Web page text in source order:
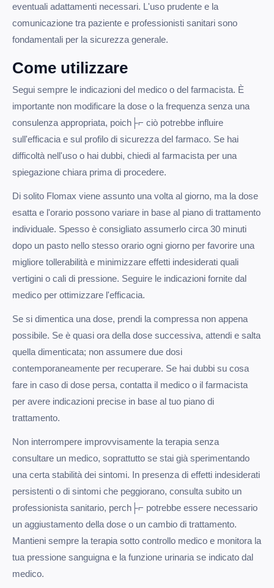
eventuali adattamenti necessari. L'uso prudente e la
comunicazione tra paziente e professionisti sanitari sono
fondamentali per la sicurezza generale.
Come utilizzare
Segui sempre le indicazioni del medico o del farmacista. È
importante non modificare la dose o la frequenza senza una
consulenza appropriata, poich├⌐ ciò potrebbe influire
sull'efficacia e sul profilo di sicurezza del farmaco. Se hai
difficoltà nell'uso o hai dubbi, chiedi al farmacista per una
spiegazione chiara prima di procedere.
Di solito Flomax viene assunto una volta al giorno, ma la dose
esatta e l'orario possono variare in base al piano di trattamento
individuale. Spesso è consigliato assumerlo circa 30 minuti
dopo un pasto nello stesso orario ogni giorno per favorire una
migliore tollerabilità e minimizzare effetti indesiderati quali
vertigini o cali di pressione. Seguire le indicazioni fornite dal
medico per ottimizzare l'efficacia.
Se si dimentica una dose, prendi la compressa non appena
possibile. Se è quasi ora della dose successiva, attendi e salta
quella dimenticata; non assumere due dosi
contemporaneamente per recuperare. Se hai dubbi su cosa
fare in caso di dose persa, contatta il medico o il farmacista
per avere indicazioni precise in base al tuo piano di
trattamento.
Non interrompere improvvisamente la terapia senza
consultare un medico, soprattutto se stai già sperimentando
una certa stabilità dei sintomi. In presenza di effetti indesiderati
persistenti o di sintomi che peggiorano, consulta subito un
professionista sanitario, perch├⌐ potrebbe essere necessario
un aggiustamento della dose o un cambio di trattamento.
Mantieni sempre la terapia sotto controllo medico e monitora la
tua pressione sanguigna e la funzione urinaria se indicato dal
medico.